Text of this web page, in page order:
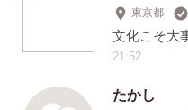
東京都
文化こそ大
21:52
たかし